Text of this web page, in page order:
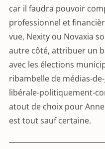
car il faudra pouvoir
professionnel et
vue, Nexity ou Novaxia
autre côté, attribuer un
avec les élections
ribambelle de médias-
libérale-politiquement-
atout de choix pour
est tout sauf certaine.